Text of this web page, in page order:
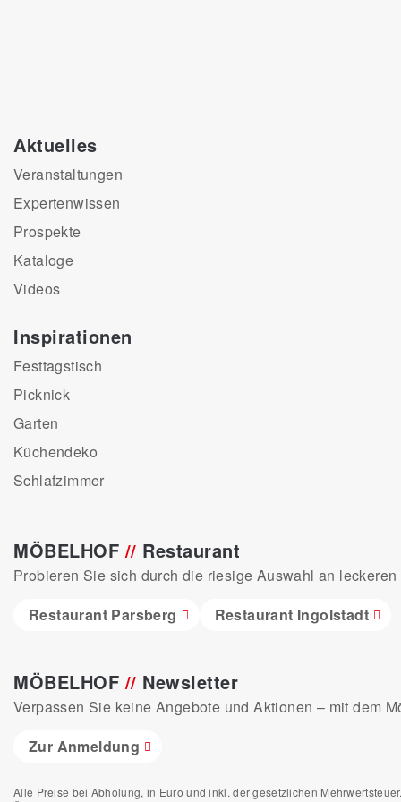
Aktuelles
Veranstaltungen
Expertenwissen
Prospekte
Kataloge
Videos
Inspirationen
Festtagstisch
Picknick
Garten
Küchendeko
Schlafzimmer
MÖBELHOF // Restaurant
Probieren Sie sich durch die riesige Auswahl an
Restaurant Parsberg
Restaurant Ingolstadt
MÖBELHOF // Newsletter
Verpassen Sie keine Angebote und Aktionen – mit dem
Zur Anmeldung
Alle Preise bei Abholung, in Euro und inkl. der gesetzlichen